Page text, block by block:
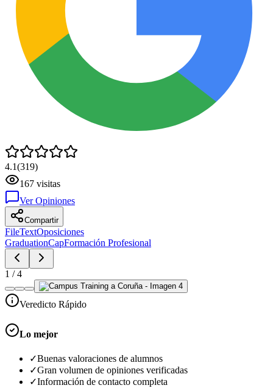
4.1(319)
167 visitas
Ver Opiniones
Compartir
FileTextOposiciones
GraduationCapFormación Profesional
1 /4
Veredicto Rápido
Lo mejor
✓Buenas valoraciones de alumnos
✓Gran volumen de opiniones verificadas
✓Información de contacto completa